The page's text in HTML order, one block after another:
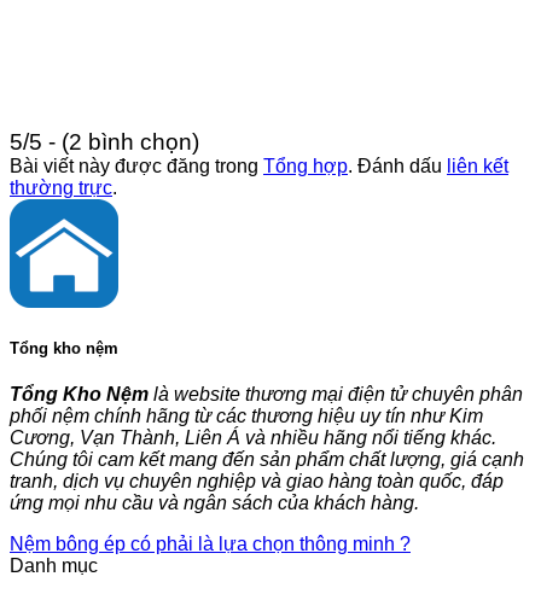
5/5 - (2 bình chọn)
Bài viết này được đăng trong Tổng hợp. Đánh dấu liên kết
thường trực.
Tổng kho nệm
Tổng Kho Nệm là website thương mại điện tử chuyên phân
phối nệm chính hãng từ các thương hiệu uy tín như Kim
Cương, Vạn Thành, Liên Á và nhiều hãng nổi tiếng khác.
Chúng tôi cam kết mang đến sản phẩm chất lượng, giá cạnh
tranh, dịch vụ chuyên nghiệp và giao hàng toàn quốc, đáp
ứng mọi nhu cầu và ngân sách của khách hàng.
Nệm bông ép có phải là lựa chọn thông minh ?
Danh mục